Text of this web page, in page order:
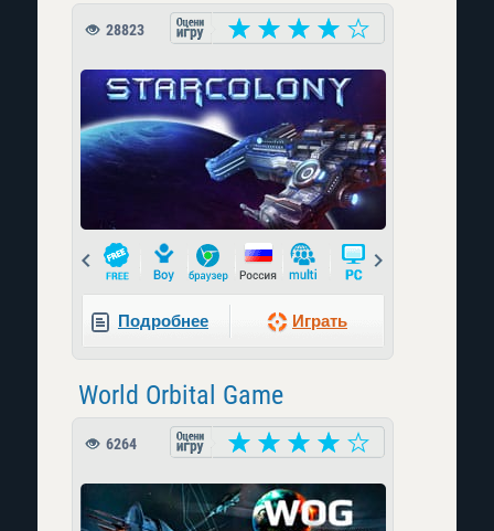
28823
Prev
Подробнее Играть
World Orbital Game
6264